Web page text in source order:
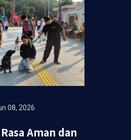
08, 2026
Aman dan